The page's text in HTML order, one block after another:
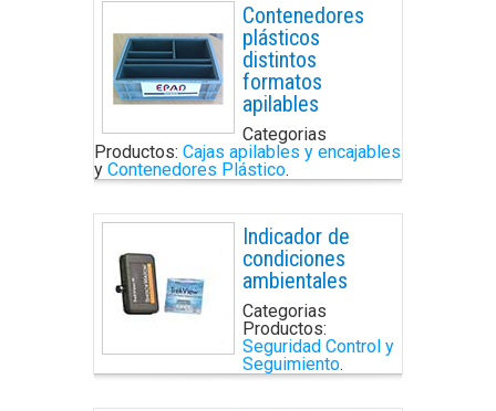
Contenedores
plásticos
distintos
formatos
apilables
Categorias
Productos: Cajas apilables y encajables
y Contenedores Plástico.
Indicador de
condiciones
ambientales
Categorias
Productos:
Seguridad Control y
Seguimiento.